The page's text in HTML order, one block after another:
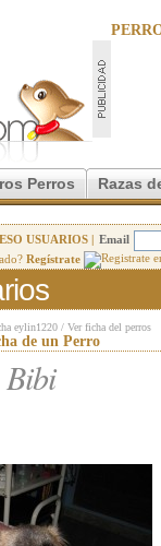
Perros Razas
USUARIOS | Email
Regístrate
eylin1220 / Ver ficha del perros
de un Perro
Bibi